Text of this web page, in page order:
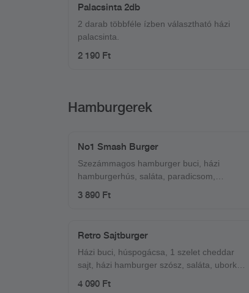
Palacsinta 2db
2 darab többféle ízben választható házi
palacsinta.
2 190 Ft
Hamburgerek
No1 Smash Burger
Szezámmagos hamburger buci, házi
hamburgerhús, saláta, paradicsom,
cheddar sajt
3 890 Ft
Retro Sajtburger
Házi buci, húspogácsa, 1 szelet cheddar
sajt, házi hamburger szósz, saláta, uborka,
4 090 Ft